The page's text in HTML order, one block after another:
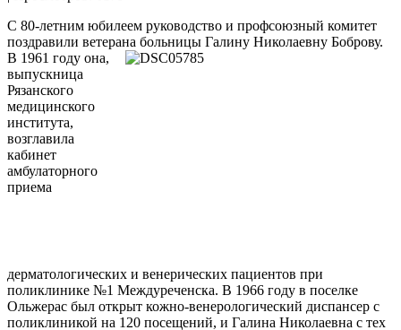
С 80-летним юбилеем руководство и профсоюзный комитет
поздравили ветерана больницы Галину Николаевну Боброву.
В 1961 году она,
выпускница
Рязанского
медицинского
института,
возглавила
кабинет
амбулаторного
приема
дерматологических и венерических пациентов при
поликлинике №1 Междуреченска. В 1966 году в поселке
Ольжерас был открыт кожно-венерологический диспансер с
поликлиникой на 120 посещений, и Галина Николаевна с тех